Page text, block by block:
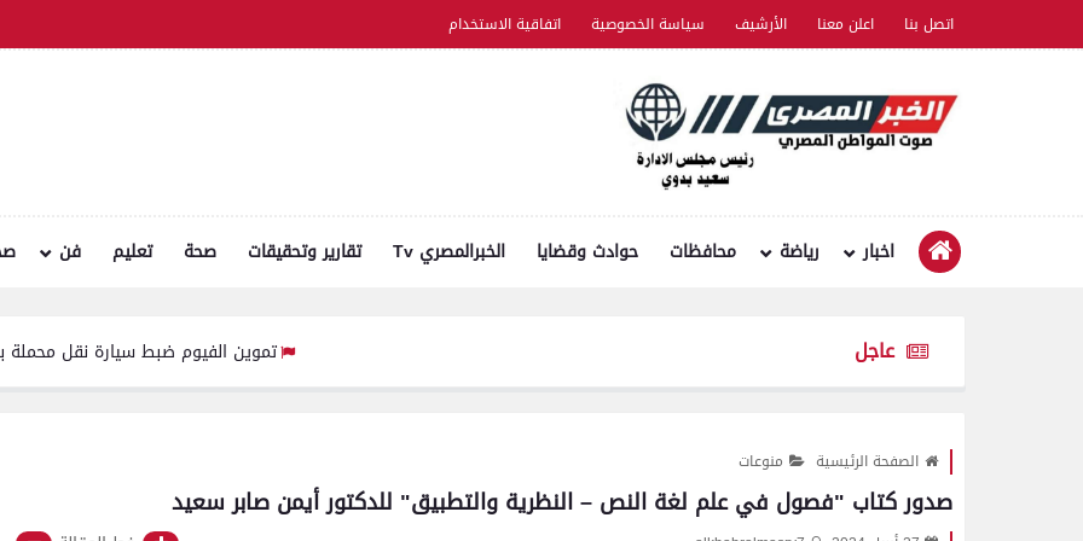
اتصل بنا اعلن معنا الأرشيف سياسة الخصوصية اتفاقية الاستخدام
اخبار رياضة محافظات حوادث وقضايا الخبرالمصري Tv تقارير وتحقيقات صحة تعليم فن
عاجل تموين الفيوم ضبط سيارة نقل محملة بـ 1750 كيلو جبنة مجهولة المصدر وغير صالحة للاستهلاك الآدمي
الصفحة الرئيسية منوعات
صدور كتاب "فصول في علم لغة النص – النظرية والتطبيق" للدكتور أيمن صابر سعيد